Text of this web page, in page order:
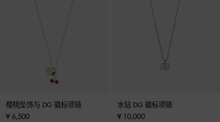
樱桃坠饰与 DG 徽标项链
¥ 6,500
水钻 DG 徽标项链
¥ 10,000